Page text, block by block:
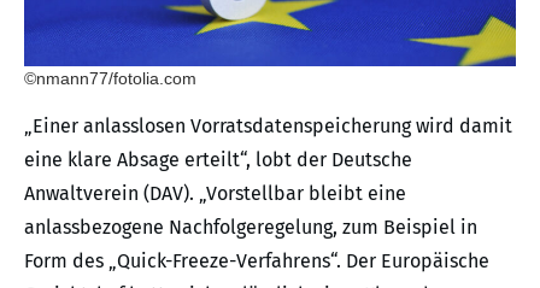
©nmann77/fotolia.com
„Einer anlasslosen Vorratsdatenspeicherung wird damit
eine klare Absage erteilt“, lobt der Deutsche
Anwaltverein (DAV). „Vorstellbar bleibt eine
anlassbezogene Nachfolgeregelung, zum Beispiel in
Form des „Quick-Freeze-Verfahrens“. Der Europäische